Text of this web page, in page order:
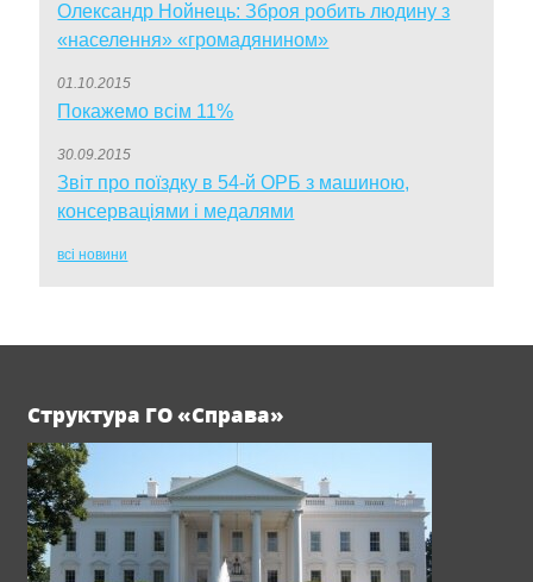
Олександр Нойнець: Зброя робить людину з
«населення» «громадянином»
01.10.2015
Покажемо всім 11%
30.09.2015
Звіт про поїздку в 54-й ОРБ з машиною,
консерваціями і медалями
всі новини
Структура ГО «Справа»